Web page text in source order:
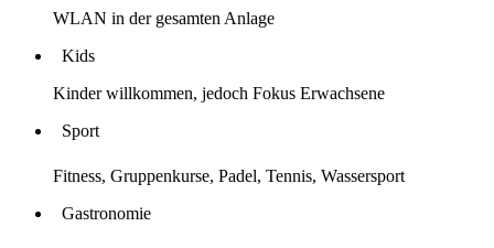
WLAN in der gesamten Anlage
Kids
Kinder willkommen, jedoch Fokus Erwachsene
Sport
Fitness, Gruppenkurse, Padel, Tennis, Wassersport
Gastronomie